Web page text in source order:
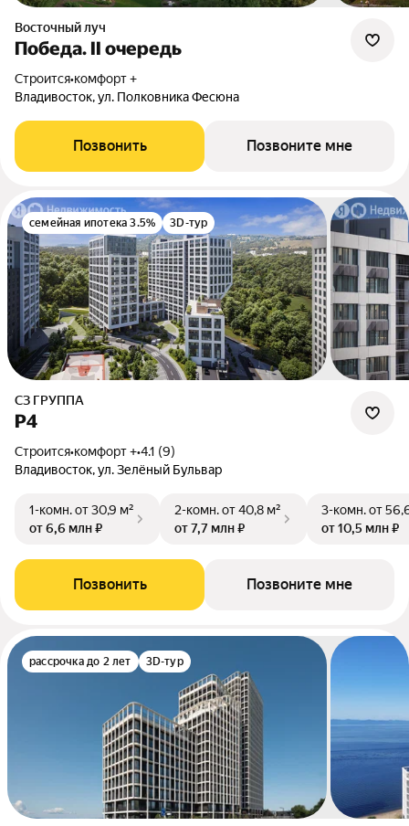
Восточный луч
Победа. II очередь
Строится•комфорт +
Владивосток, ул. Полковника Фесюна
Позвонить Позвоните мне
семейная ипотека 3.5% 3D-тур
СЗ ГРУППА
Р4
Строится•комфорт +•4.1 (9)
Владивосток, ул. Зелёный Бульвар
1-комн.от 30,9 м²
от 6,6 млн ₽
2-комн.от 40,8 м²
от 7,7 млн ₽
3-комн.от
от 10,5 млн ₽
Позвонить Позвоните мне
рассрочка до 2 лет 3D-тур